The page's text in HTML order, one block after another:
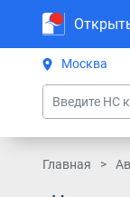
Москва
Главная